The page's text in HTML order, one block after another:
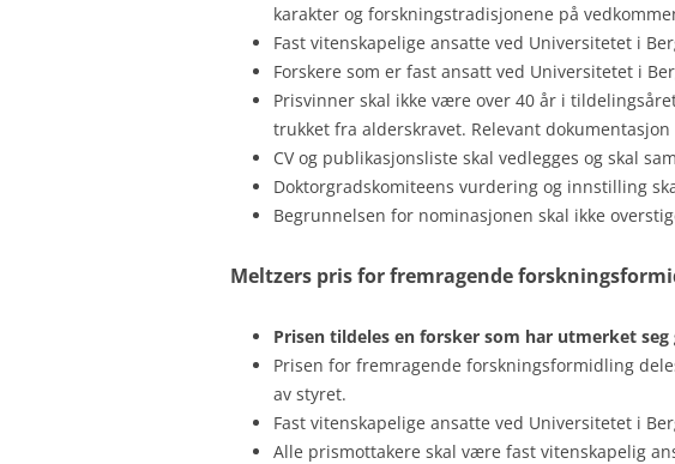
karakter og forskningstradisjonene på
Fast vitenskapelige ansatte ved Universitetet i
Forskere som er fast ansatt ved Universitetet i
Prisvinner skal ikke være over 40 år i
trukket fra alderskravet. Relevant
CV og publikasjonsliste skal vedlegges og skal
Doktorgradskomiteens vurdering og innstilling
Begrunnelsen for nominasjonen skal ikke
Meltzers pris for fremragende
Prisen tildeles en forsker som har utmerket
Prisen for fremragende forskningsformidling
av styret.
Fast vitenskapelige ansatte ved Universitetet i
Alle prismottakere skal være fast vitenskapelig